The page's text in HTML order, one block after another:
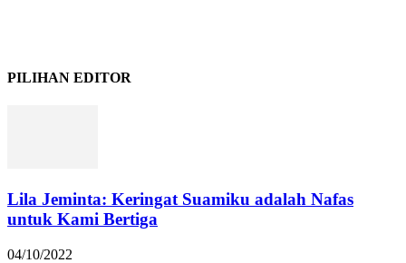
PILIHAN EDITOR
Lila Jeminta: Keringat Suamiku adalah Nafas
untuk Kami Bertiga
04/10/2022